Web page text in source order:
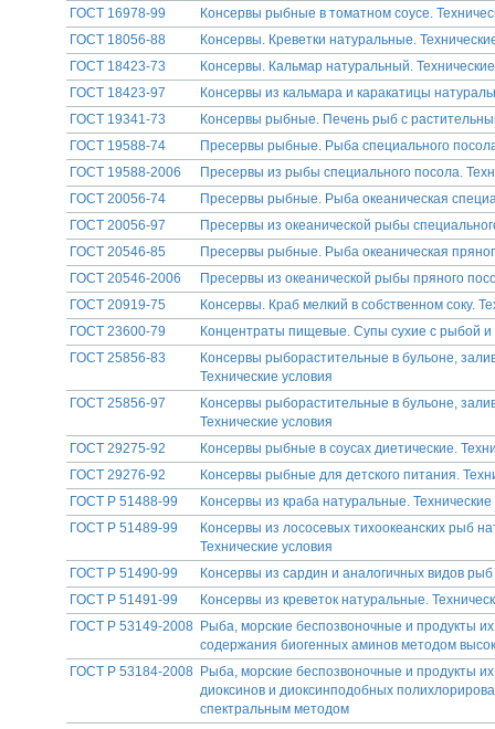
ГОСТ 16978-99
Консервы рыбные в томатном соусе.
ГОСТ 18056-88
Консервы. Креветки натуральные.
ГОСТ 18423-73
Консервы. Кальмар натуральный.
ГОСТ 18423-97
Консервы из кальмара и каракатицы
ГОСТ 19341-73
Консервы рыбные. Печень рыб с
ГОСТ 19588-74
Пресервы рыбные. Рыба специального
ГОСТ 19588-2006
Пресервы из рыбы специального посола.
ГОСТ 20056-74
Пресервы рыбные. Рыба океаническая
ГОСТ 20056-97
Пресервы из океанической рыбы
ГОСТ 20546-85
Пресервы рыбные. Рыба океаническая
ГОСТ 20546-2006
Пресервы из океанической рыбы пряного
ГОСТ 20919-75
Консервы. Краб мелкий в собственном соку.
ГОСТ 23600-79
Концентраты пищевые. Супы сухие с рыбой и
ГОСТ 25856-83
Консервы рыборастительные в бульоне,
Технические условия
ГОСТ 25856-97
Консервы рыборастительные в бульоне,
Технические условия
ГОСТ 29275-92
Консервы рыбные в соусах диетические.
ГОСТ 29276-92
Консервы рыбные для детского питания.
ГОСТ Р 51488-99
Консервы из краба натуральные. Технические
ГОСТ Р 51489-99
Консервы из лососевых тихоокеанских рыб
Технические условия
ГОСТ Р 51490-99
Консервы из сардин и аналогичных видов
ГОСТ Р 51491-99
Консервы из креветок натуральные.
ГОСТ Р 53149-2008 Рыба, морские беспозвоночные и продукты
содержания биогенных аминов методом
ГОСТ Р 53184-2008 Рыба, морские беспозвоночные и продукты
диоксинов и диоксинподобных
спектральным методом